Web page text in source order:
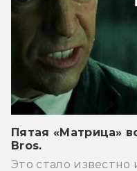
Пятая «Матрица»
Bros.
Это стало